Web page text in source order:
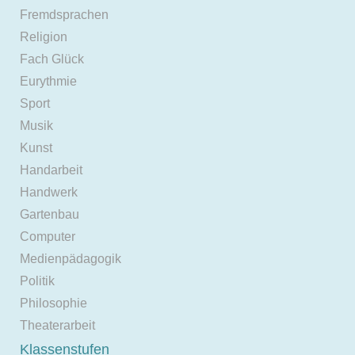
Fremdsprachen
Religion
Fach Glück
Eurythmie
Sport
Musik
Kunst
Handarbeit
Handwerk
Gartenbau
Computer
Medienpädagogik
Politik
Philosophie
Theaterarbeit
Klassenstufen